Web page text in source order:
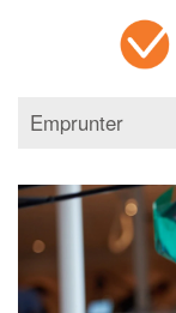
Emprunter